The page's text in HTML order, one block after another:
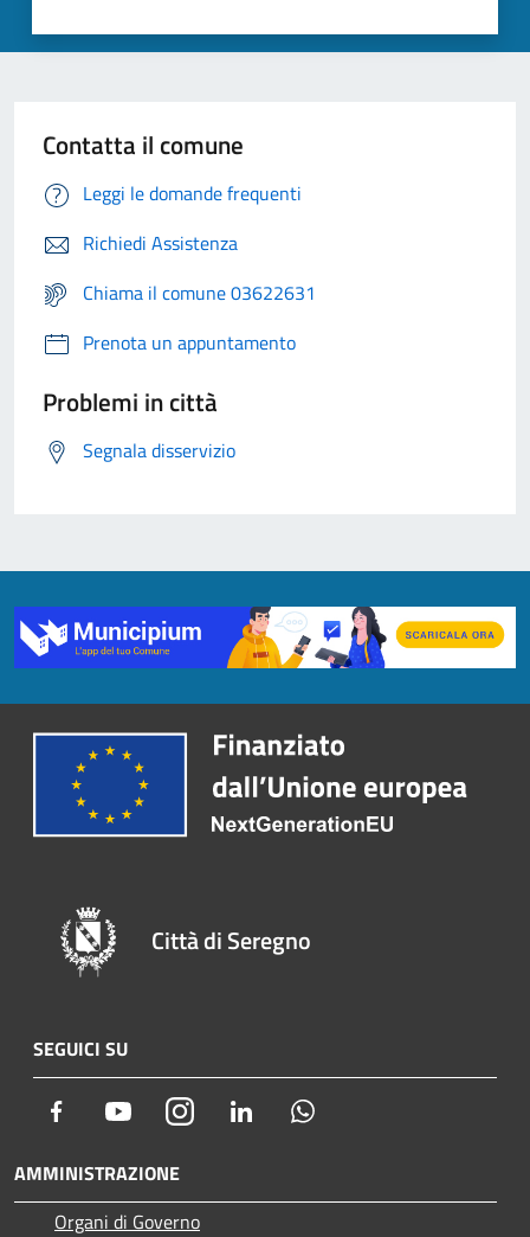
Contatta il comune
Leggi le domande frequenti
Richiedi Assistenza
Chiama il comune 03622631
Prenota un appuntamento
Problemi in città
Segnala disservizio
Città di Seregno
SEGUICI SU
Facebook YoutubeInstagram LinkedIn
AMMINISTRAZIONE
Organi di Governo